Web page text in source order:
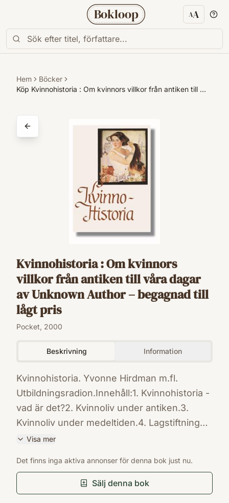
Bokloop AA
Hem
Böcker
Köp Kvinnohistoria : Om kvinnors villkor från antiken till …
Kvinnohistoria : Om kvinnors
villkor från antiken till våra dagar
av Unknown Author – begagnad till
lågt pris
Pocket, 2000
Beskrivning Information
Kvinnohistoria. Yvonne Hirdman m.fl.
Utbildningsradion.Innehåll:1. Kvinnohistoria -
vad är det?2. Kvinnoliv under antiken.3.
Kvinnoliv under medeltiden.4. Lagstiftningen
som berör familjen, från medeltid till 1800-
kvinnan.6. Prostitutionen.7. Det
förindustriella arbetet.8. Det industriella
arbetet.9. Utbildning, professionalisering,
Visa mer
9789126920140
Sveriges Utbildningsradio AB
Det finns inga aktiva annonser för denna bok just nu.
Sälj denna bok